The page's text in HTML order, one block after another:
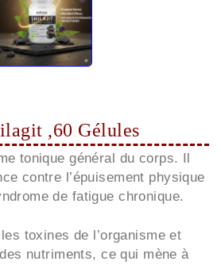
,60 Gélules
tonique général du corps. Il
contre l’épuisement physique
de fatigue chronique.
les toxines de l’organisme et
nutriments, ce qui mène à